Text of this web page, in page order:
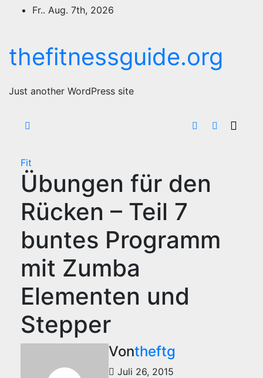
Fr.. Aug. 7th, 2026
thefitnessguide.org
Just another WordPress site
Fit
Übungen für den
Rücken – Teil 7
buntes Programm
mit Zumba
Elementen und
Stepper
Vontheftg
Juli 26, 2015